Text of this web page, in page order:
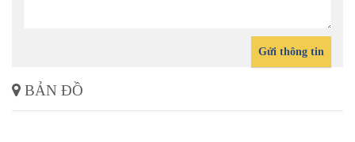
Gửi thông tin
BẢN ĐỒ